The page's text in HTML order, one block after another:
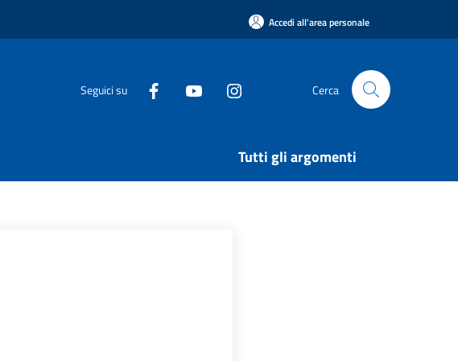
Accedi all'area personale
Seguici su Cerca
Tutti gli argomenti